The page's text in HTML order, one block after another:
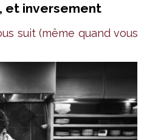
et inversement
suit (même quand vous